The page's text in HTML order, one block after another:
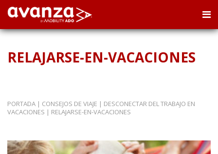
RELAJARSE-EN-VACACIONES
PORTADA | CONSEJOS DE VIAJE | DESCONECTAR DEL TRABAJO EN
VACACIONES | RELAJARSE-EN-VACACIONES